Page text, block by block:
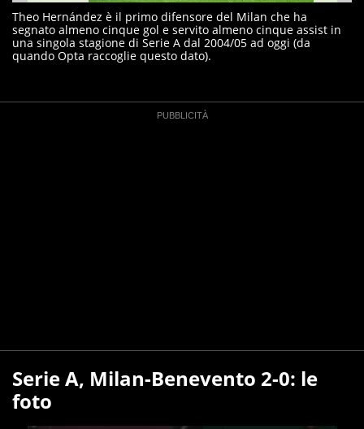
Theo Hernández è il primo difensore del Milan che ha
segnato almeno cinque gol e servito almeno cinque assist in
una singola stagione di Serie A dal 2004/05 ad oggi (da
quando Opta raccoglie questo dato).
Serie A, Milan-Benevento 2-0: le
foto